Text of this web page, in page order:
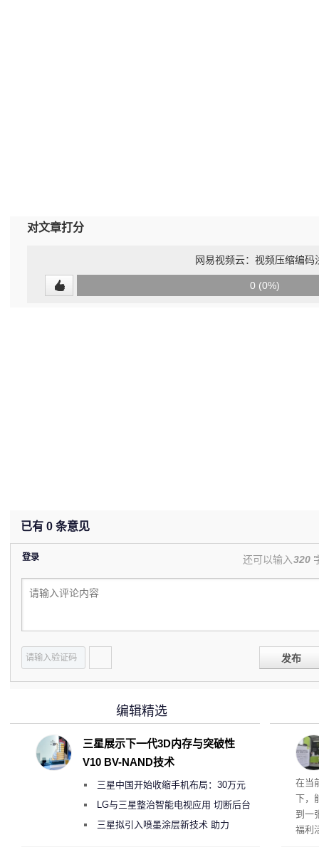
对文章打分
网易视频云：视频压缩编码
0 (0%)
已有 0 条意见
登录 还可以输入320
发布
在当
下，
到一
福利
编辑精选
三星展示下一代3D内存与突破性
V10 BV-NAND技术
三星中国开始收缩手机布局：30万元
月销售额不达标门店 将被逐步清退
LG与三星整治智能电视应用 切断后台
偷偷共享带宽的违规行为
三星拟引入喷墨涂层新技术 助力